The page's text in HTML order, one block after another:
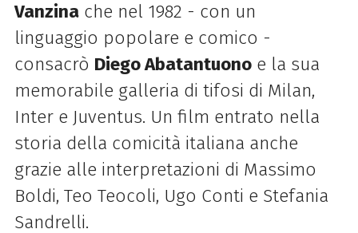
Vanzinache nel 1982 - con un
linguaggio popolare e comico -
consacrò Diego Abatantuonoe la sua
memorabile galleria di tifosi di Milan,
Inter e Juventus. Un film entrato nella
storia della comicità italiana anche
grazie alle interpretazioni di Massimo
Boldi, Teo Teocoli, Ugo Conti e Stefania
Sandrelli.